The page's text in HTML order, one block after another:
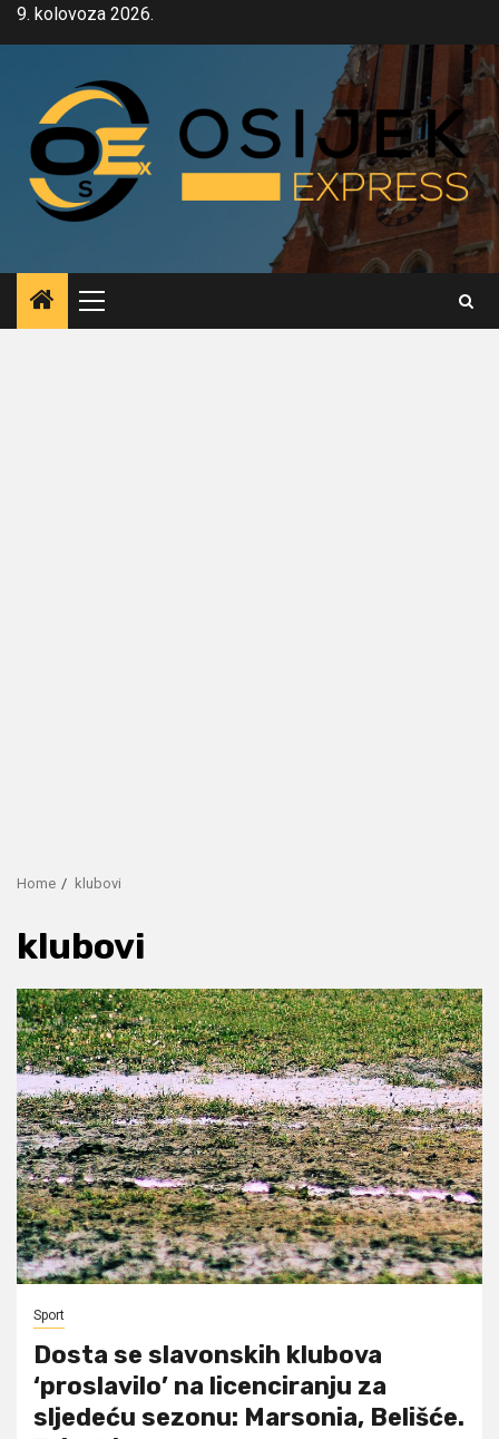
Skip9. kolovoza 2026.
Primary
Menu
Home klubovi
klubovi
Sport
Dosta se slavonskih klubova
‘proslavilo’ na licenciranju za
sljedeću sezonu: Marsonia, Belišće.